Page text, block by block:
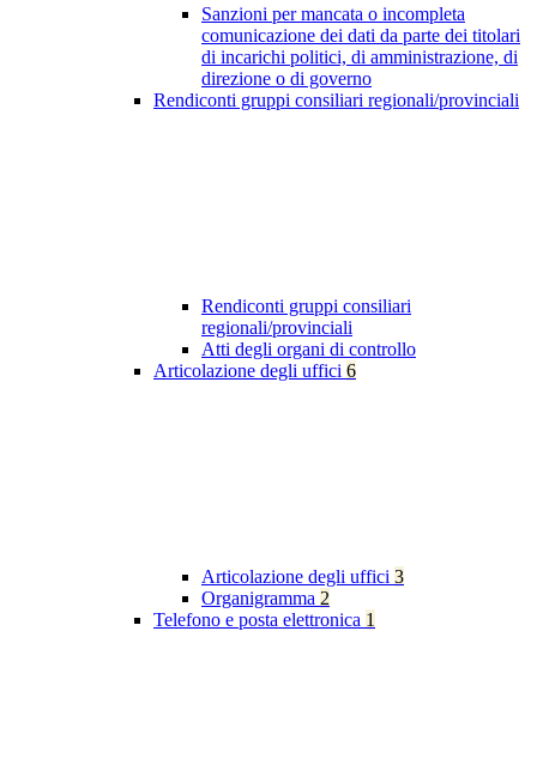
Sanzioni per mancata o incompleta
comunicazione dei dati da parte dei titolari
di incarichi politici, di amministrazione, di
direzione o di governo
Rendiconti gruppi consiliari regionali/provinciali
Rendiconti gruppi consiliari
regionali/provinciali
Atti degli organi di controllo
Articolazione degli uffici 6
Articolazione degli uffici 3
Organigramma 2
Telefono e posta elettronica 1